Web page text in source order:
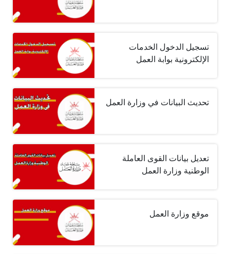
تسجيل الدخول الخدمات
الإلكترونية بوابة العمل
تحديث البيانات في وزارة العمل
تعديل بيانات القوى العاملة
الوطنية وزارة العمل
موقع وزارة العمل